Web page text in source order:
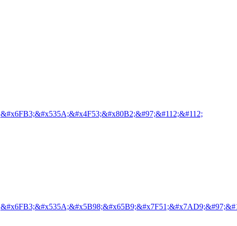
&#x6FB3;&#x535A;&#x4F53;&#x80B2;&#97;&#112;&#112;